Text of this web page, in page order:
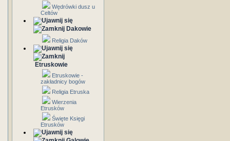
Wędrówki dusz u
Celtów
Dakowie
Religia Daków
Etruskowie
Etruskowie -
zakładnicy bogów
Religia Etruska
Wierzenia
Etrusków
Święte Księgi
Etrusków